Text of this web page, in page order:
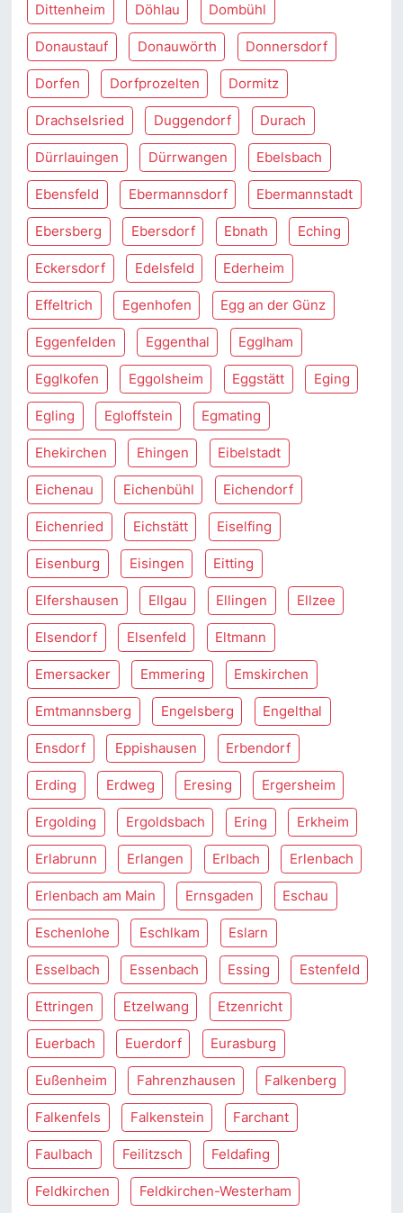
Dittenheim Döhlau Dombühl
Donaustauf Donauwörth Donnersdorf
Dorfen Dorfprozelten Dormitz
Drachselsried Duggendorf Durach
Dürrlauingen Dürrwangen Ebelsbach
Ebensfeld Ebermannsdorf Ebermannstadt
Ebersberg Ebersdorf Ebnath Eching
Eckersdorf Edelsfeld Ederheim
Effeltrich Egenhofen Egg an der Günz
Eggenfelden Eggenthal Egglham
Egglkofen Eggolsheim Eggstätt Eging
Egling Egloffstein Egmating
Ehekirchen Ehingen Eibelstadt
Eichenau Eichenbühl Eichendorf
Eichenried Eichstätt Eiselfing
Eisenburg Eisingen Eitting
Elfershausen Ellgau Ellingen Ellzee
Elsendorf Elsenfeld Eltmann
Emersacker Emmering Emskirchen
Emtmannsberg Engelsberg Engelthal
Ensdorf Eppishausen Erbendorf
Erding Erdweg Eresing Ergersheim
Ergolding Ergoldsbach Ering Erkheim
Erlabrunn Erlangen Erlbach Erlenbach
Erlenbach am Main Ernsgaden Eschau
Eschenlohe Eschlkam Eslarn
Esselbach Essenbach Essing Estenfeld
Ettringen Etzelwang Etzenricht
Euerbach Euerdorf Eurasburg
Eußenheim Fahrenzhausen Falkenberg
Falkenfels Falkenstein Farchant
Faulbach Feilitzsch Feldafing
Feldkirchen Feldkirchen-Westerham